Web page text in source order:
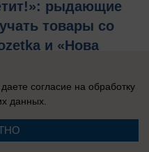
рыдающие
товары со
и «Нова
товара в
сетей, а
люди
согласие на обработку
данных.